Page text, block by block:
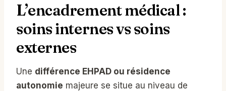
L’encadrement médical :
soins internes vs soins
externes
Une différence EHPAD ou résidence
autonomie majeure se situe au niveau de